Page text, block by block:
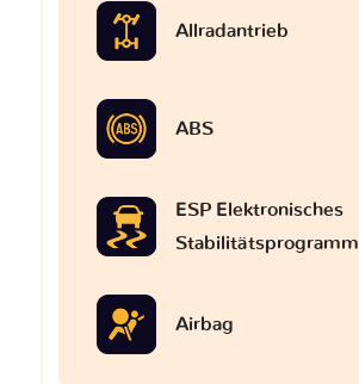
Allradantrieb
ABS
ESP Elektronisches
Stabilitätsprogramm
Airbag